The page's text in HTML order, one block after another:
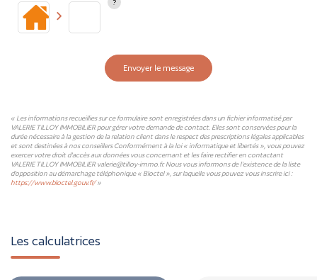
Envoyer le message
« Les informations recueillies sur ce formulaire sont enregistrées dans un fichier informatisé par
VALERIE TILLOY IMMOBILIER pour gérer votre demande de contact. Elles sont conservées pour la
durée nécessaire à la gestion de la relation client dans le respect des prescriptions légales applicables
et sont destinées à nos conseillers Conformément à la loi « informatique et libertés », vous pouvez
exercer votre droit d'accès aux données vous concernant et les faire rectifier en contactant
VALERIE TILLOY IMMOBILIER valerie@tilloy-immo.fr. Nous vous informons de l'existence de la liste
d'opposition au démarchage téléphonique « Bloctel », sur laquelle vous pouvez vous inscrire ici :
https://www.bloctel.gouv.fr/»
Les calculatrices